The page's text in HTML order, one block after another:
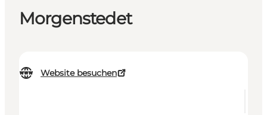
Morgenstedet
Website besuchen